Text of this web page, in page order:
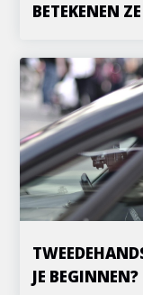
BETEKENEN
JE BEGINNEN?